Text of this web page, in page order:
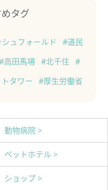
タグ
ュフォールド
#道民
高田馬場 #北千住 #
タワー #厚生労働省
動物病院 >
ペットホテル >
ショップ >